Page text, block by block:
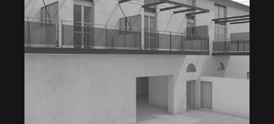
CARDINAL